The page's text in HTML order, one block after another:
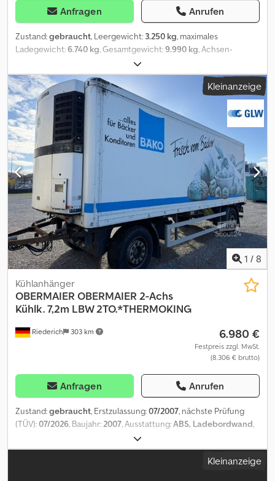
Anfragen Anrufen
Zustand:gebraucht, Leergewicht: 3.250 kg, maximales
Ladegewicht:6.740 kg, Gesamtgewicht:9.990 kg, Achsen-
, Erstzulassung:
(TÜV):07/2026, Laderaumlänge:8.000 mm, Laderaumbreite:2.490
mm, Laderaumhöhe:780 mm, Federung:
, Reifengröße:
205/65R17.5, Farbe: Grün , Kilometerstand:
, Getriebetyp:
Sonstige
, Fahrerkabine: Sonstige , Ausstattung:
Fahrzeugstandort: Bovenden, 2-Achsen, BPW Achsen,
Drehschemel, Blattfederung, ABS (Antiblockiersystem),
Verzurrösen, mechan. Rampen, seitl. Alu-Fahrschutz,
Zwillingsbereifung, Staukasten Aufbau: 2-Achs Tiefladeanhänger
mit mechanischen Auffahrrampen 2x BPW-Achsen,
Trommelbremsen! Rampenlänge ca. 2530mm! Der Anhänger hat
ein zulässiges Gesamtgewicht von 11.000kg ist aber zurzeit auf
9990kg abgelastet! Der Anhänger hat vor 2 Jahren einen neuen
Dielenboden bekommen! ZUBEHÖRANGABEN OHNE GEWÄHR,
Änderungen, Zwischenverkauf und Irrtümer vorbehalten! Dcjdpfx
Akey S Dluerjk - .
Kleinanzeige
1 / 8
Riederich 303 km
Kühlanhänger
OBERMAIER OBERMAIER 2-Achs
Kühlk. 7,2m LBW 2TO.*THERMOKING
6.980 €
Festpreis zzgl. MwSt.
(8.306 € brutto)
Anfragen Anrufen
Zustand:gebraucht, Erstzulassung:07/2007, nächste Prüfung
(TÜV):07/2026, Baujahr:2007, Ausstattung:ABS, Ladebordwand,
* 2-ACHS Drehschemel-Kühlanhänger OBERMAIER 7,20 m mit
LBW 1,5 to. * Kühlaggregat THERMOKING SL-100 (Dieselmotor) und
Kleinanzeige